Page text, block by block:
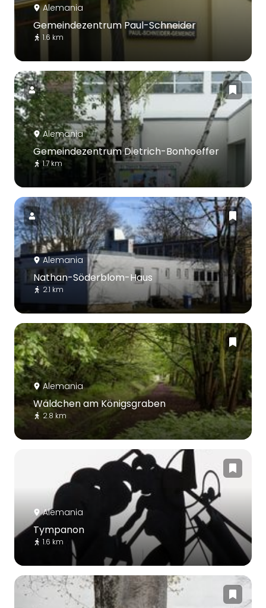
Alemania
Gemeindezentrum Paul-Schneider
1.6 km
Alemania
Gemeindezentrum Dietrich-Bonhoeffer
1.7 km
Alemania
Nathan-Söderblom-Haus
2.1 km
Alemania
Wäldchen am Königsgraben
2.8 km
Alemania
Tympanon
1.6 km